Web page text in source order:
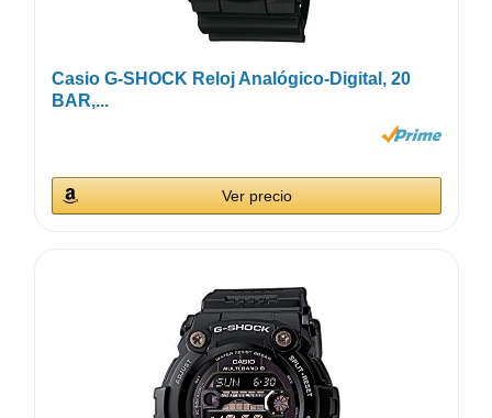
Casio G-SHOCK Reloj Analógico-Digital, 20
BAR,...
Ver precio